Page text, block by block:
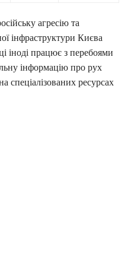
агресію та
інфраструктури Києва
іноді працює з перебоями
інформацію про рух
ресурсах